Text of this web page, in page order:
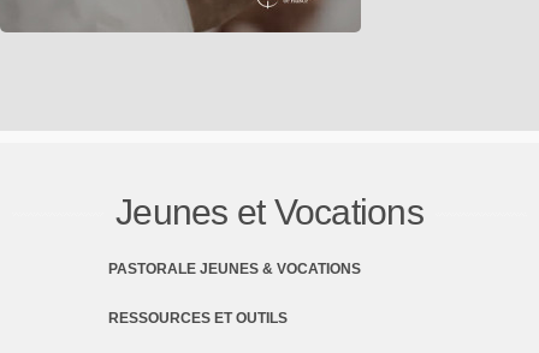
Jeunes et Vocations
PASTORALE JEUNES & VOCATIONS
RESSOURCES ET OUTILS